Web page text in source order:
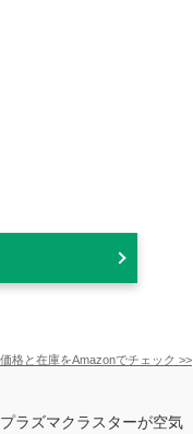
価格と在庫をAmazonでチェック >>
ラズマクラスターが空気